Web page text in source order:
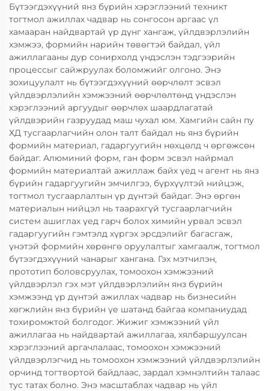
Бүтээгдэхүүний янз бүрийн хэрэглээний техникт
тогтмол ажиллах чадвар нь сонгосон аргаас үл
хамааран найдвартай үр дүнг хангаж, үйлдвэрлэлийн
хэмжээ, формийн нарийн төвөгтэй байдал, үйл
ажиллагааны дур сонирхолд үндэслэн тэдгээрийн
процессыг сайжруулах боломжийг олгоно. Энэ
зохицуулалт нь бүтээгдэхүүний өөрчлөлт эсвэл
үйлдвэрлэлийн хэмжээний өөрчлөлтөнд үндэслэн
хэрэглээний аргуудыг өөрчлөх шаардлагатай
үйлдвэрийн газруудад маш чухал юм. Хамгийн сайн пу
ХД тусгаарлагчийн олон талт байдал нь янз бүрийн
формийн материал, гадаргуугийн нөхцөлд ч өргөжсөн
байдаг. Алюминий форм, ган форм эсвэл найрмал
формийн материалтай ажиллаж байх үед ч агент нь янз
бүрийн гадаргуугийн эмчилгээ, бүрхүүлтэй нийцэж,
тогтмол тусгаарлалтын үр дүнтэй байдаг. Энэ өргөн
материалын нийцэл нь таарахгүй тусгаарлагчийн
систем ашиглах үед гарч болох химийн урвал эсвэл
гадаргуугийн гэмтэлд хүргэх эрсдэлийг багасгаж,
үнэтэй формийн хөрөнгө оруулалтыг хамгаалж, тогтмол
бүтээгдэхүүний чанарыг хангана. Гэх мэтчилэн,
прототип боловсруулах, томоохон хэмжээний
үйлдвэрлэл гэх мэт үйлдвэрлэлийн янз бүрийн
хэмжээнд үр дүнтэй ажиллах чадвар нь бизнесийн
хөгжлийн янз бүрийн үе шатанд байгаа компаниудад
тохиромжтой болгодог. Жижиг хэмжээний үйл
ажиллагаа нь найдвартай ажиллагаа, хялбаршуулсан
хэрэглээний аргачлалаас, томоохон хэмжээний
үйлдвэрлэгчид нь томоохон хэмжээний үйлдвэрлэлийн
орчинд тогтвортой байдлаас, зардал хэмнэлтийн талаас
тус татах болно. Энэ масштаблах чадвар нь үйл